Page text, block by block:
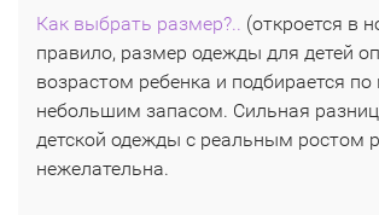
Как выбрать размер?.. (откроется в
правило, размер одежды для детей
возрастом ребенка и подбирается по
небольшим запасом. Сильная
детской одежды с реальным ростом
нежелательна.